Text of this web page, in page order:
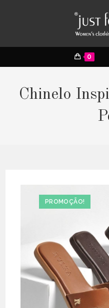
0
Chinelo
PROMOÇÃO!